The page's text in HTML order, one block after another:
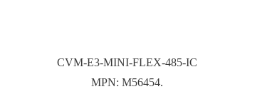
CVM-E3-MINI-FLEX-485-IC
MPN:M56454.